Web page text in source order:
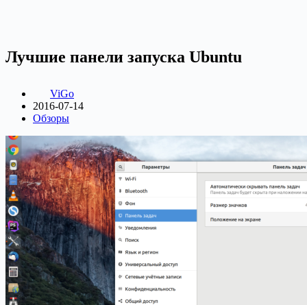
Лучшие панели запуска Ubuntu
ViGo
2016-07-14
Обзоры